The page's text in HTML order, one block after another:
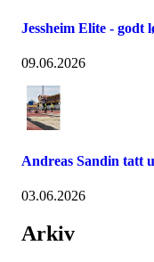
Jessheim Elite - godt
09.06.2026
Andreas Sandin tatt
03.06.2026
Arkiv